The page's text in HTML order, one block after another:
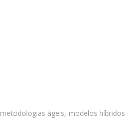
metodologias ágeis, modelos híbridos